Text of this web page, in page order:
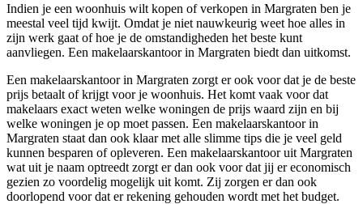
Indien je een woonhuis wilt kopen of verkopen in Margraten ben je
meestal veel tijd kwijt. Omdat je niet nauwkeurig weet hoe alles in
zijn werk gaat of hoe je de omstandigheden het beste kunt
aanvliegen. Een makelaarskantoor in Margraten biedt dan uitkomst.
Een makelaarskantoor in Margraten zorgt er ook voor dat je de beste
prijs betaalt of krijgt voor je woonhuis. Het komt vaak voor dat
makelaars exact weten welke woningen de prijs waard zijn en bij
welke woningen je op moet passen. Een makelaarskantoor in
Margraten staat dan ook klaar met alle slimme tips die je veel geld
kunnen besparen of opleveren. Een makelaarskantoor uit Margraten
wat uit je naam optreedt zorgt er dan ook voor dat jij er economisch
gezien zo voordelig mogelijk uit komt. Zij zorgen er dan ook
doorlopend voor dat er rekening gehouden wordt met het budget.